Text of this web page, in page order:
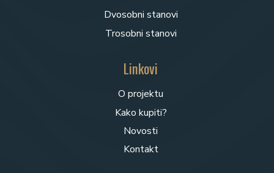
Dvosobni stanovi
Trosobni stanovi
Linkovi
O projektu
Kako kupiti?
Novosti
Kontakt